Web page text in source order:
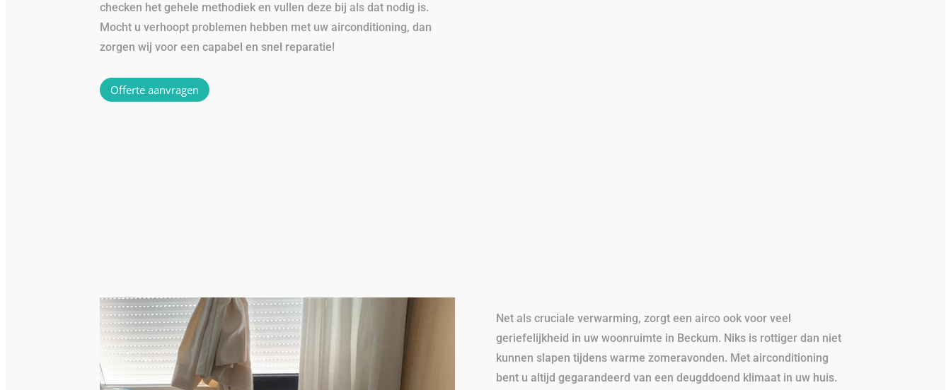
checken het gehele methodiek en vullen deze bij als dat nodig is.
Mocht u verhoopt problemen hebben met uw airconditioning, dan
zorgen wij voor een capabel en snel reparatie!
Offerte aanvragen
Net als cruciale verwarming, zorgt een airco ook voor veel
geriefelijkheid in uw woonruimte in Beckum. Niks is rottiger dan niet
kunnen slapen tijdens warme zomeravonden. Met airconditioning
bent u altijd gegarandeerd van een deugddoend klimaat in uw huis.